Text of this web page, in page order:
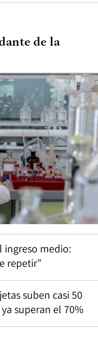
de la
medio:
repetir”
suben casi 50
superan el 70%